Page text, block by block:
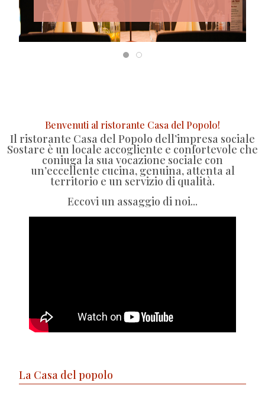
Benvenuti al ristorante Casa del Popolo!
Il ristorante Casa del Popolo dell’impresa sociale
Sostare è un locale accogliente e confortevole che
coniuga la sua vocazione sociale con
un’eccellente cucina, genuina, attenta al
territorio e un servizio di qualità.
Eccovi un assaggio di noi...
La Casa del popolo